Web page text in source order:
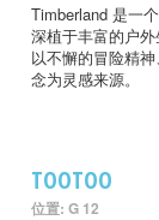
Timberland 是一
深植于丰富的户
以不懈的冒险精
念为灵感来源。
TOOTOO
位置: G 12